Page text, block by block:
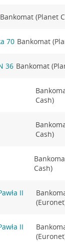
Bankomat (Planet
70 Bankomat
36 Bankomat
Cash)
Cash)
Cash)
II
II